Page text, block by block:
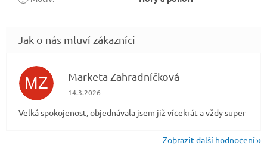
MZ Marketa Zahradníčková
Hodnocení obchodu je 5 z 5 hvězdiček.
14.3.2026
Velká spokojenost, objednávala jsem již vícekrát a vždy super
Zobrazit další hodnocení